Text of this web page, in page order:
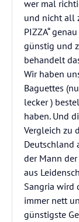
wer mal
und nicht all
PIZZA“
günstig und
behandelt
Wir haben
Baguettes
lecker )
haben. Und
Vergleich zu
Deutschland
der Mann
aus
Sangria wird
immer nett
günstigste